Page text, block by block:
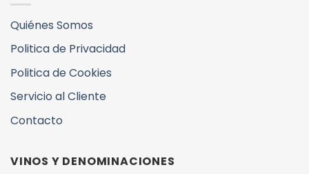
Quiénes Somos
Politica de Privacidad
Politica de Cookies
Servicio al Cliente
Contacto
VINOS Y DENOMINACIONES